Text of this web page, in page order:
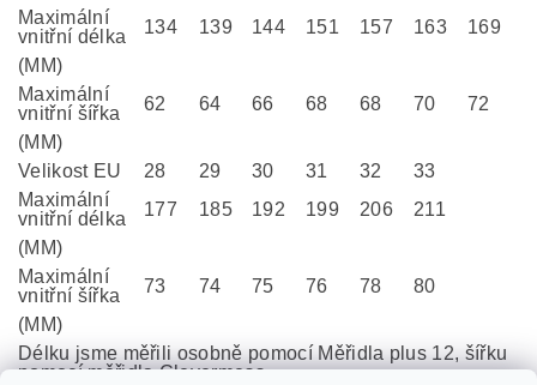
Maximální
vnitřní délka
134 139 144 151 157 163
169
(MM)
Maximální
vnitřní šířka
62 64 66 68 68 70
72
(MM)
Velikost EU
28 29 30 31 32
33
Maximální
vnitřní délka
177 185 192 199 206
211
(MM)
Maximální
vnitřní šířka
73 74 75 76 78
80
(MM)
Délku jsme měřili osobně pomocí Měřidla plus 12, šířku
pomocí měřidla Clevermess